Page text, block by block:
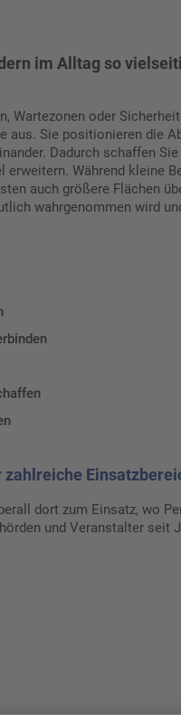
im Alltag so
Wartezonen oder
aus. Sie positionieren die
Dadurch schaffen
Während kleine
auch größere Flächen
wahrgenommen wird
dort zum Einsatz, wo
und Veranstalter seit